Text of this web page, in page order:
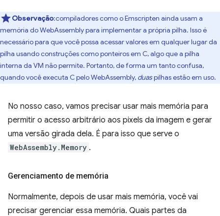
Observação:compiladores como o Emscripten ainda usam a
memória do WebAssembly para implementar a própria pilha. Isso é
necessário para que você possa acessar valores em qualquer lugar da
pilha usando construções como ponteiros em C, algo que a pilha
interna da VM não permite. Portanto, de forma um tanto confusa,
quando você executa C pelo WebAssembly, duaspilhas estão em uso.
No nosso caso, vamos precisar usar mais memória para
permitir o acesso arbitrário aos pixels da imagem e gerar
uma versão girada dela. É para isso que serve o
WebAssembly.Memory .
Gerenciamento de memória
Normalmente, depois de usar mais memória, você vai
precisar gerenciar essa memória. Quais partes da